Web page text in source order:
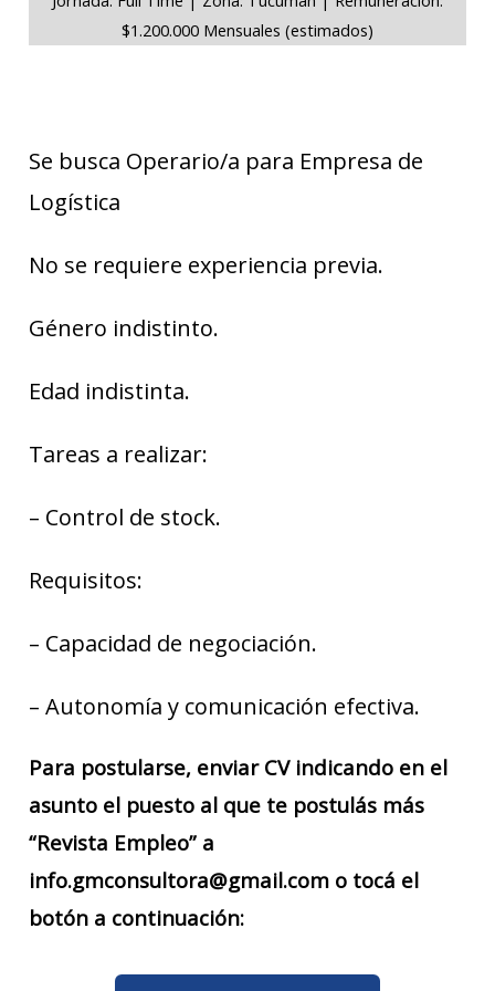
$1.200.000 Mensuales (estimados)
Se busca Operario/a para Empresa de
Logística
No se requiere experiencia previa.
Género indistinto.
Edad indistinta.
Tareas a realizar:
– Control de stock.
Requisitos:
– Capacidad de negociación.
– Autonomía y comunicación efectiva.
Para postularse, enviar CV indicando en el
asunto el puesto al que te postulás más
“Revista Empleo” a
info.gmconsultora@gmail.com o tocá el
botón a continuación: